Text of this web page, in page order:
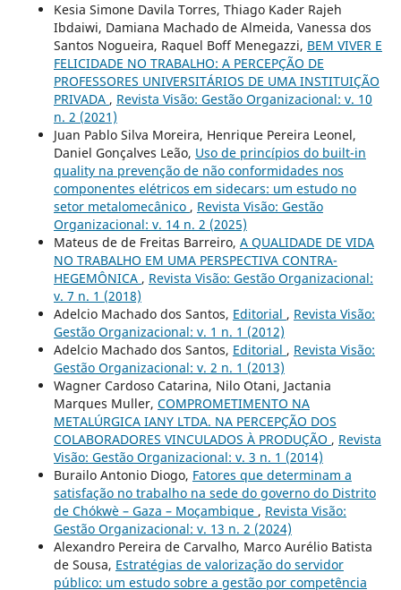
Kesia Simone Davila Torres, Thiago Kader Rajeh
Ibdaiwi, Damiana Machado de Almeida, Vanessa dos
Santos Nogueira, Raquel Boff Menegazzi, BEM VIVER E
FELICIDADE NO TRABALHO: A PERCEPÇÃO DE
PROFESSORES UNIVERSITÁRIOS DE UMA INSTITUIÇÃO
PRIVADA , Revista Visão: Gestão Organizacional: v. 10
n. 2 (2021)
Juan Pablo Silva Moreira, Henrique Pereira Leonel,
Daniel Gonçalves Leão, Uso de princípios do built-in
quality na prevenção de não conformidades nos
componentes elétricos em sidecars: um estudo no
setor metalomecânico , Revista Visão: Gestão
Organizacional: v. 14 n. 2 (2025)
Mateus de de Freitas Barreiro, A QUALIDADE DE VIDA
NO TRABALHO EM UMA PERSPECTIVA CONTRA-
HEGEMÔNICA , Revista Visão: Gestão Organizacional:
v. 7 n. 1 (2018)
Adelcio Machado dos Santos, Editorial , Revista Visão:
Gestão Organizacional: v. 1 n. 1 (2012)
Adelcio Machado dos Santos, Editorial , Revista Visão:
Gestão Organizacional: v. 2 n. 1 (2013)
Wagner Cardoso Catarina, Nilo Otani, Jactania
Marques Muller, COMPROMETIMENTO NA
METALÚRGICA IANY LTDA. NA PERCEPÇÃO DOS
COLABORADORES VINCULADOS À PRODUÇÃO , Revista
Visão: Gestão Organizacional: v. 3 n. 1 (2014)
Burailo Antonio Diogo, Fatores que determinam a
satisfação no trabalho na sede do governo do Distrito
de Chókwè – Gaza – Moçambique , Revista Visão:
Gestão Organizacional: v. 13 n. 2 (2024)
Alexandro Pereira de Carvalho, Marco Aurélio Batista
de Sousa, Estratégias de valorização do servidor
público: um estudo sobre a gestão por competência